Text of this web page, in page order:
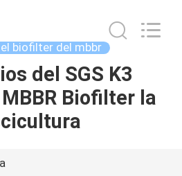
biofilter del mbbr
del SGS K3
Biofilter la